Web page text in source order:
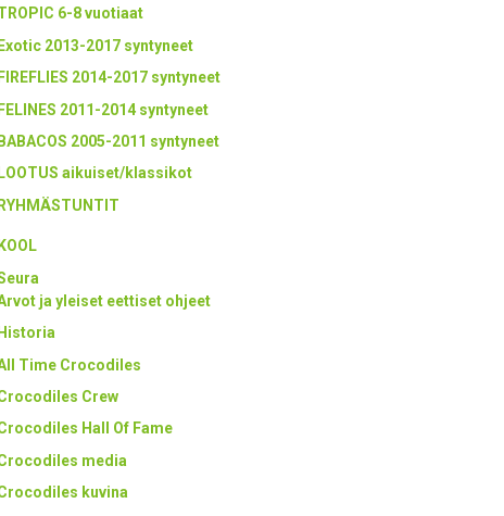
6-8 vuotiaat
Exotic 2013-2017 syntyneet
FIREFLIES 2014-2017 syntyneet
2011-2014 syntyneet
BABACOS 2005-2011 syntyneet
LOOTUS aikuiset/klassikot
RYHMÄSTUNTIT
KOOL
ja yleiset eettiset ohjeet
Historia
Time Crocodiles
Crew
Hall Of Fame
media
kuvina